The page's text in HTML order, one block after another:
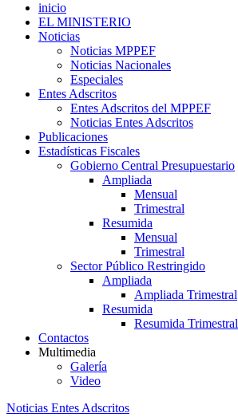
inicio
EL MINISTERIO
Noticias
Noticias MPPEF
Noticias Nacionales
Especiales
Entes Adscritos
Entes Adscritos del MPPEF
Noticias Entes Adscritos
Publicaciones
Estadísticas Fiscales
Gobierno Central Presupuestario
Ampliada
Mensual
Trimestral
Resumida
Mensual
Trimestral
Sector Público Restringido
Ampliada
Ampliada Trimestral
Resumida
Resumida Trimestral
Contactos
Multimedia
Galería
Video
Noticias Entes Adscritos